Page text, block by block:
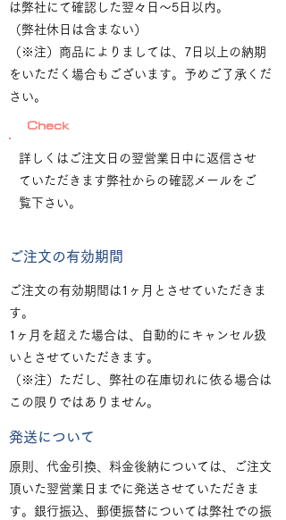
は弊社にて確認した翌々日～5日以内。
（弊社休日は含まない）
（※注）商品によりましては、7日以上の納期
をいただく場合もございます。予めご了承くだ
さい。
Check
詳しくはご注文日の翌営業日中に返信させ
ていただきます弊社からの確認メールをご
覧下さい。
ご注文の有効期間
ご注文の有効期間は1ヶ月とさせていただきま
す。
1ヶ月を超えた場合は、自動的にキャンセル扱
いとさせていただきます。
（※注）ただし、弊社の在庫切れに依る場合は
この限りではありません。
発送について
原則、代金引換、料金後納については、ご注文
頂いた翌営業日までに発送させていただきま
す。銀行振込、郵便振替については弊社での振